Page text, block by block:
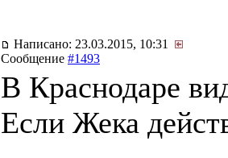
Написано: 23.03.2015, 10:31
Сообщение #1493
В Краснодаре
Если Жека